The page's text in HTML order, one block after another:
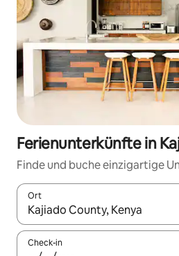
Ferienunterkünfte in
Finde und buche einzigartige
Ort
Wenn Ergebnisse verfügbar
Check-in